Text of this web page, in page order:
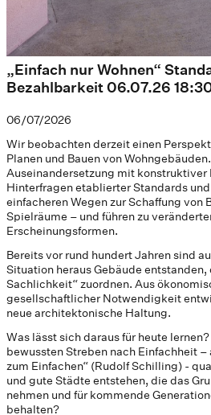
„Einfach nur Wohnen“
Bezahlbarkeit 06.07.26
06/07/2026
Wir beobachten derzeit einen
Planen und Bauen von
Auseinandersetzung mit konstruktiver
Hinterfragen etablierter Standards
einfacheren Wegen zur Schaffung von
Spielräume – und führen zu
Erscheinungsformen.
Bereits vor rund hundert Jahren sind
Situation heraus Gebäude
Sachlichkeit“ zuordnen. Aus
gesellschaftlicher Notwendigkeit
neue architektonische Haltung.
Was lässt sich daraus für heute
bewussten Streben nach Einfachheit
zum Einfachen“ (Rudolf Schilling) -
und gute Städte entstehen, die das
nehmen und für kommende
behalten?